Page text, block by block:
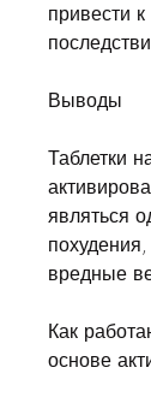
привести
Выводы
Таблетки
являться
вредные
Как
основе